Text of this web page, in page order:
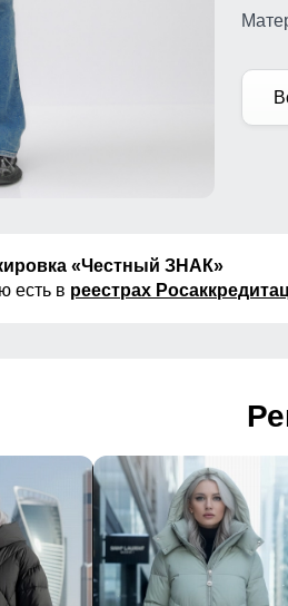
«Честный ЗНАК»
есть в реестрах